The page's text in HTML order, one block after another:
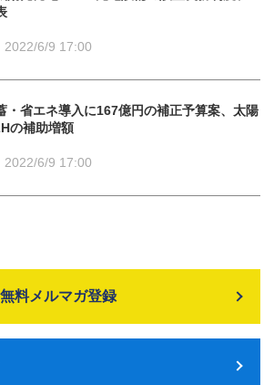
2022/6/9 17:00
・省エネ導入に167億円の補正予算案、太陽
の補助増額
2022/6/9 17:00
料メルマガ登録